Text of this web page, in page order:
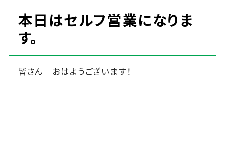
本日はセルフ営業になりま
す。
皆さん おはようございます！